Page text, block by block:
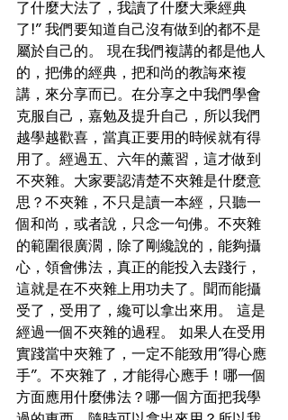
了什麼大法了，我讀了什麼大乘經典
了!” 我們要知道自己沒有做到的都不是
屬於自己的。 現在我們複講的都是他人
的，把佛的經典，把和尚的教誨來複
講，來分享而已。在分享之中我們學會
克服自己，嘉勉及提升自己，所以我們
越學越歡喜，當真正要用的時候就有得
用了。經過五、六年的薰習，這才做到
不夾雜。大家要認清楚不夾雜是什麼意
思？不夾雜，不只是讀一本經，只聽一
個和尚，或者說，只念一句佛。不夾雜
的範圍很廣濶，除了剛纔說的，能夠攝
心，領會佛法，真正的能投入去踐行，
這就是在不夾雜上用功夫了。聞而能攝
受了，受用了，纔可以拿出來用。 這是
經過一個不夾雜的過程。 如果人在受用
實踐當中夾雜了，一定不能致用”得心應
手”。不夾雜了，才能得心應手！哪一個
方面應用什麼佛法？哪一個方面把我學